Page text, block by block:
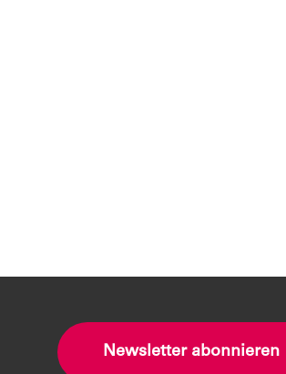
Newsletter abonnieren